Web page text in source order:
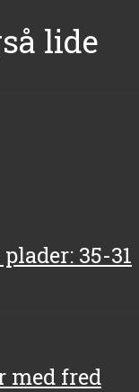
lide
35-31
med fred